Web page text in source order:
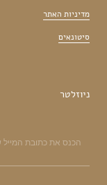
מדיניות האתר
סיטונאים
ניוזלטר